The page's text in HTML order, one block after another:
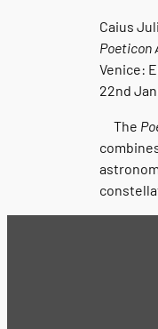
Caius
Poeticon
Venice:
22nd
The